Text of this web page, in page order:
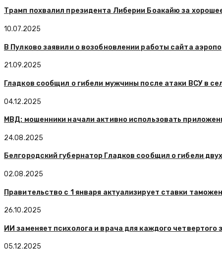
Трамп похвалил президента Либерии Боакайю за
10.07.2025
В Пулково заявили о возобновлении работы сайта
21.09.2025
Гладков сообщил о гибели мужчины после атаки ВСУ в
04.12.2025
МВД: мошенники начали активно использовать
24.08.2025
Белгородский губернатор Гладков сообщил о гибели
02.08.2025
Правительство с 1 января актуализирует ставки
26.10.2025
ИИ заменяет психолога и врача для каждого четвертого
05.12.2025